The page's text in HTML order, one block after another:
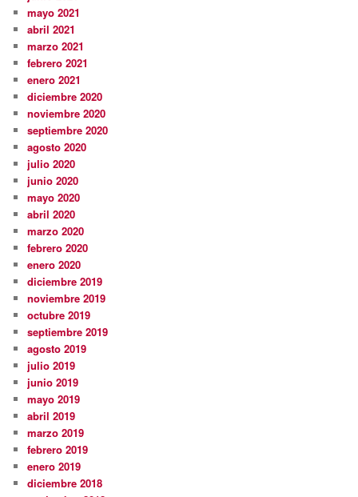
mayo 2021
abril 2021
marzo 2021
febrero 2021
enero 2021
diciembre 2020
noviembre 2020
septiembre 2020
agosto 2020
julio 2020
junio 2020
mayo 2020
abril 2020
marzo 2020
febrero 2020
enero 2020
diciembre 2019
noviembre 2019
octubre 2019
septiembre 2019
agosto 2019
julio 2019
junio 2019
mayo 2019
abril 2019
marzo 2019
febrero 2019
enero 2019
diciembre 2018